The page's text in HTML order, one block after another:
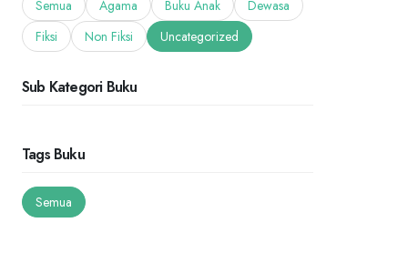
Semua Agama Buku Anak
Dewasa
Fiksi
Non Fiksi Uncategorized
Sub Kategori Buku
Tags Buku
Semua